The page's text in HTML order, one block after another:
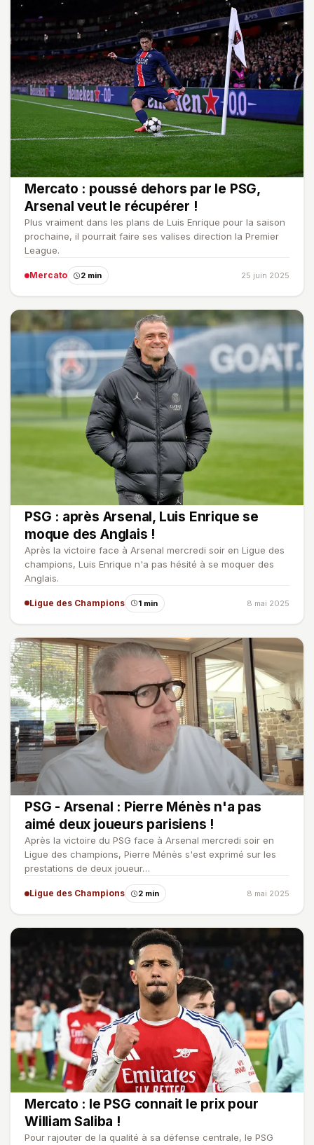
Mercato : poussé dehors par le PSG,
Arsenal veut le récupérer !
Plus vraiment dans les plans de Luis Enrique pour la saison
prochaine, il pourrait faire ses valises direction la Premier
League.
Mercato 2 min 25 juin 2025
PSG : après Arsenal, Luis Enrique se
moque des Anglais !
Après la victoire face à Arsenal mercredi soir en Ligue des
champions, Luis Enrique n'a pas hésité à se moquer des
Anglais.
Ligue des Champions 1 min 8 mai 2025
PSG - Arsenal : Pierre Ménès n'a pas
aimé deux joueurs parisiens !
Après la victoire du PSG face à Arsenal mercredi soir en
Ligue des champions, Pierre Ménès s'est exprimé sur les
prestations de deux joueur…
Ligue des Champions 2 min 8 mai 2025
Mercato : le PSG connait le prix pour
William Saliba !
Pour rajouter de la qualité à sa défense centrale, le PSG